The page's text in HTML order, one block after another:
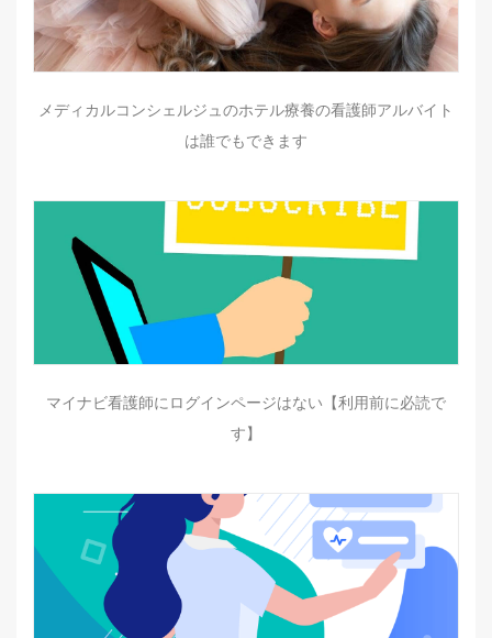
メディカルコンシェルジュのホテル療養の看護師アルバイト
は誰でもできます
マイナビ看護師にログインページはない【利用前に必読で
す】